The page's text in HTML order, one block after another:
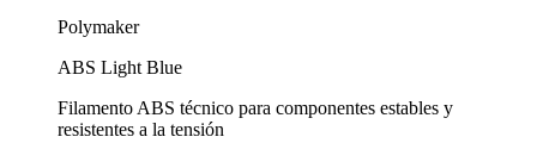
Polymaker
ABS Light Blue
Filamento ABS técnico para componentes estables y
resistentes a la tensión